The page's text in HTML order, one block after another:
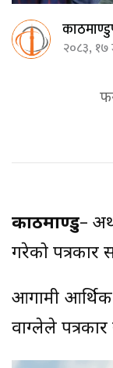
२०८३,
काठमाण्डु–
गरेको
आगामी आर्थिक
वाग्लेले